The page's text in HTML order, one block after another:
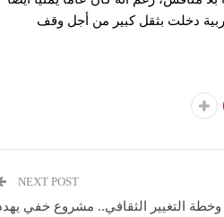
دخلت بثقل كبير من أجل وقف
NEXT POST
وخطة التغيير الثقافي.. مشروع خفي